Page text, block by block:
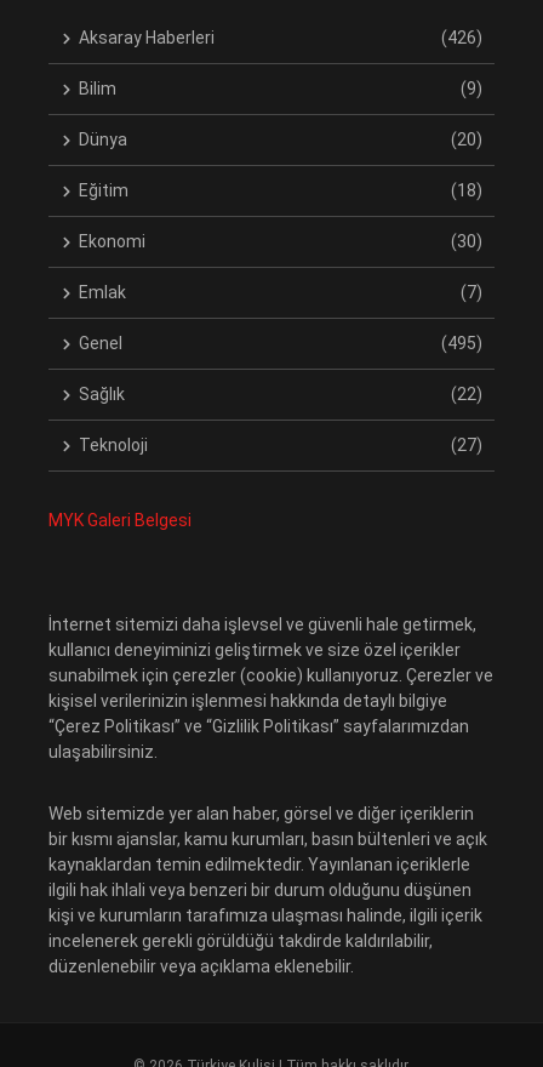
Aksaray Haberleri (426)
Bilim (9)
Dünya (20)
Eğitim (18)
Ekonomi (30)
Emlak (7)
Genel (495)
Sağlık (22)
Teknoloji (27)
MYK Galeri Belgesi
İnternet sitemizi daha işlevsel ve güvenli hale getirmek,
kullanıcı deneyiminizi geliştirmek ve size özel içerikler
sunabilmek için çerezler (cookie) kullanıyoruz. Çerezler ve
kişisel verilerinizin işlenmesi hakkında detaylı bilgiye
“Çerez Politikası” ve “Gizlilik Politikası” sayfalarımızdan
ulaşabilirsiniz.
Web sitemizde yer alan haber, görsel ve diğer içeriklerin
bir kısmı ajanslar, kamu kurumları, basın bültenleri ve açık
kaynaklardan temin edilmektedir. Yayınlanan içeriklerle
ilgili hak ihlali veya benzeri bir durum olduğunu düşünen
kişi ve kurumların tarafımıza ulaşması halinde, ilgili içerik
incelenerek gerekli görüldüğü takdirde kaldırılabilir,
düzenlenebilir veya açıklama eklenebilir.